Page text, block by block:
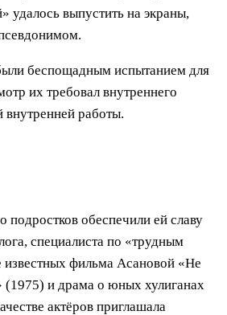
удалось выпустить на экраны,
беспощадным испытанием для
их требовал внутреннего
работы.
обеспечили ей славу
специалиста по «трудным
известных фильма Асановой «Не
(1975) и драма о юных хулиганах
актёров приглашала